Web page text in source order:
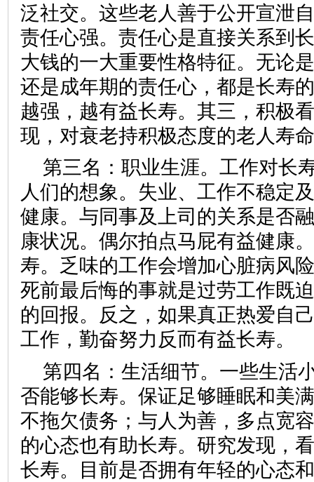
泛社交。这些老人善于公开宣泄
责任心强。责任心是直接关系到
大钱的一大重要性格特征。无论
还是成年期的责任心，都是长寿
越强，越有益长寿。其三，积极
现，对衰老持积极态度的老人寿
第三名：职业生涯。工作对长
人们的想象。失业、工作不稳定
健康。与同事及上司的关系是否
康状况。偶尔拍点马屁有益健康
寿。乏味的工作会增加心脏病风
死前最后悔的事就是过劳工作既
的回报。反之，如果真正热爱自
工作，勤奋努力反而有益长寿。
第四名：生活细节。一些生活
否能够长寿。保证足够睡眠和美
不拖欠债务；与人为善，多点宽
的心态也有助长寿。研究发现，
长寿。目前是否拥有年轻的心态